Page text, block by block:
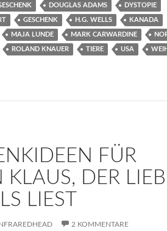
DOUGLAS ADAMS DYSTOPIE
GESCHENK H.G. WELLS KANADA
MAJA LUNDE MARK CARWARDINE
ROLAND KNAUER TIERE USA
FÜR
KLAUS, DER
LIEST
2 KOMMENTARE